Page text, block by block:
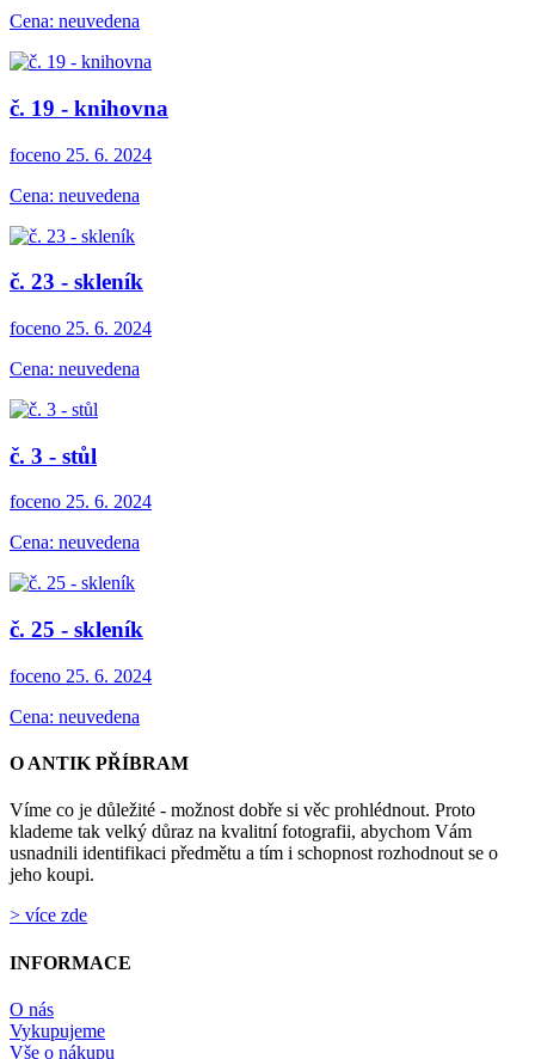
Cena: neuvedena
č. 19 - knihovna
foceno 25. 6. 2024
Cena: neuvedena
č. 23 - skleník
foceno 25. 6. 2024
Cena: neuvedena
č. 3 - stůl
foceno 25. 6. 2024
Cena: neuvedena
č. 25 - skleník
foceno 25. 6. 2024
Cena: neuvedena
O ANTIK PŘÍBRAM
Víme co je důležité - možnost dobře si věc prohlédnout. Proto
klademe tak velký důraz na kvalitní fotografii, abychom Vám
usnadnili identifikaci předmětu a tím i schopnost rozhodnout se o
jeho koupi.
> více zde
INFORMACE
O nás
Vykupujeme
Vše o nákupu